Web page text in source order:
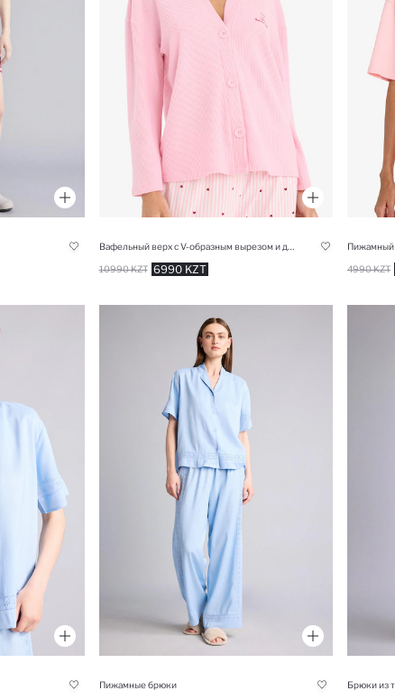
6990 KZT
10990 KZT 4990 KZT
Пижамные брюки